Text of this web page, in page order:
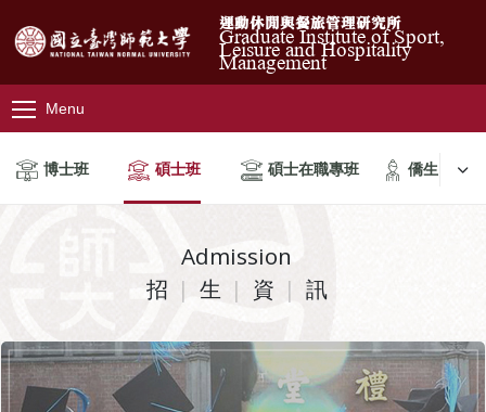
運動休閒與餐旅管理研究所
Graduate Institute of Sport,
Leisure and Hospitality
Management
Menu
博士班 碩士班 碩士在職專班 僑生
Admission
招 生 資 訊